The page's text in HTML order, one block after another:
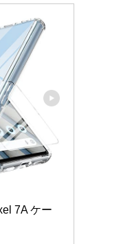
7A ケー